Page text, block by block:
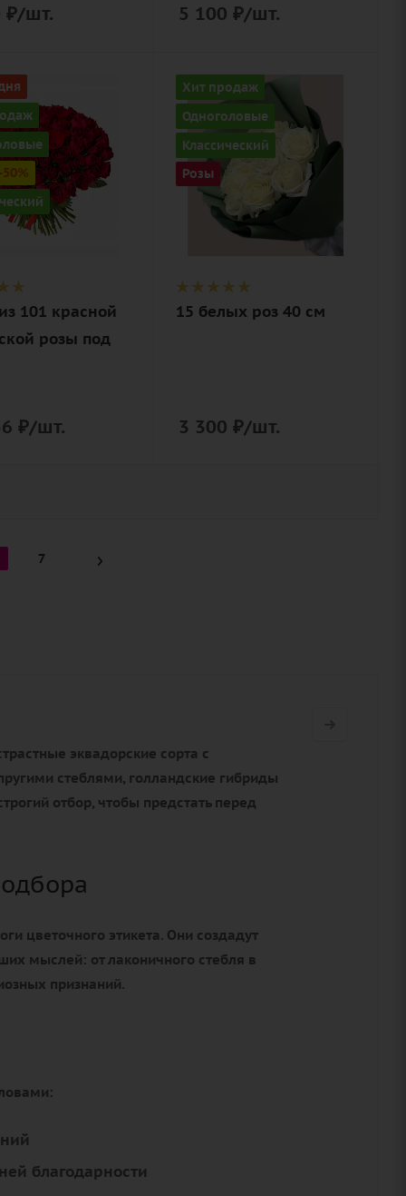
₽/шт. 5 100 ₽/шт.
101 красной
розы под
₽/шт.
Хит продаж
Одноголовые
Классический
Розы
Количество
15
Цвет
белый
Описание
роза, лента,
дизайнерская
15 белых роз 40 см
3 300 ₽/шт.
7
эквадорские сорта с
стеблями, голландские гибриды
отбор, чтобы предстать перед
цветочного этикета. Они создадут
мыслей: от лаконичного стебля в
признаний.
благодарности